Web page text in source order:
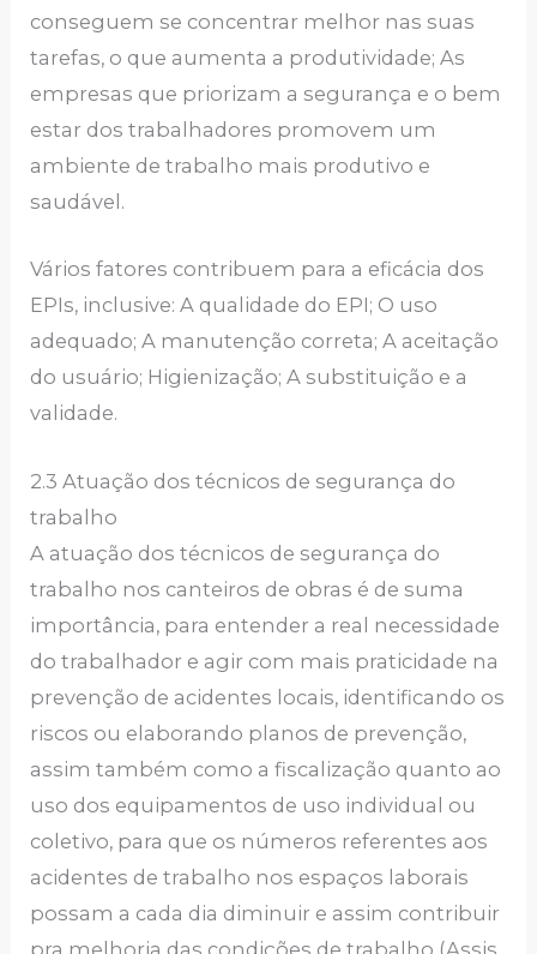
conseguem se concentrar melhor nas suas
tarefas, o que aumenta a produtividade; As
empresas que priorizam a segurança e o bem
estar dos trabalhadores promovem um
ambiente de trabalho mais produtivo e
saudável.
Vários fatores contribuem para a eficácia dos
EPIs, inclusive: A qualidade do EPI; O uso
adequado; A manutenção correta; A aceitação
do usuário; Higienização; A substituição e a
validade.
2.3 Atuação dos técnicos de segurança do
trabalho
A atuação dos técnicos de segurança do
trabalho nos canteiros de obras é de suma
importância, para entender a real necessidade
do trabalhador e agir com mais praticidade na
prevenção de acidentes locais, identificando os
riscos ou elaborando planos de prevenção,
assim também como a fiscalização quanto ao
uso dos equipamentos de uso individual ou
coletivo, para que os números referentes aos
acidentes de trabalho nos espaços laborais
possam a cada dia diminuir e assim contribuir
pra melhoria das condições de trabalho (Assis,